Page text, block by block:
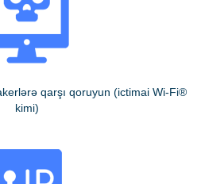
qarşı qoruyun (ictimai Wi-Fi®
kimi)